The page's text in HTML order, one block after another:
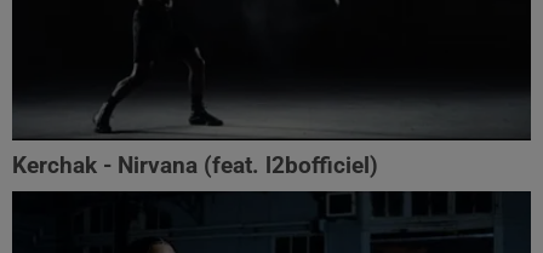
Kerchak - Nirvana (feat. ‪l2bofficiel‬)